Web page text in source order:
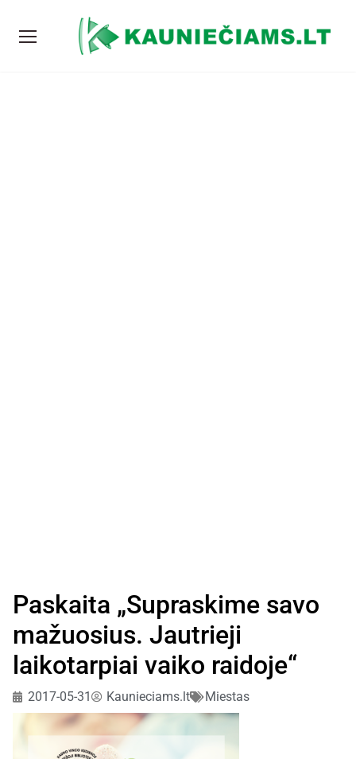
Paskaita „Supraskime savo
mažuosius. Jautrieji
laikotarpiai vaiko raidoje“
2017-05-31 Kaunieciams.lt Miestas